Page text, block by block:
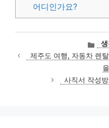
어디인가요?
카
테
고
리
제주도 여행, 자동차 렌
사직서 작성